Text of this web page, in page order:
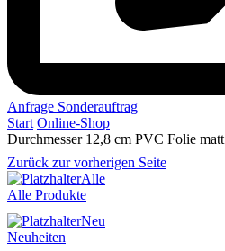
Anfrage Sonderauftrag
Start Online-Shop
Durchmesser 12,8 cm PVC Folie matt
Zurück zur vorherigen Seite
Alle
Alle Produkte
Neu
Neuheiten